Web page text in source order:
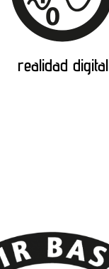
realidad digital